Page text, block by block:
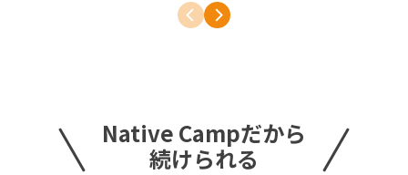
Native Campだから
続けられる